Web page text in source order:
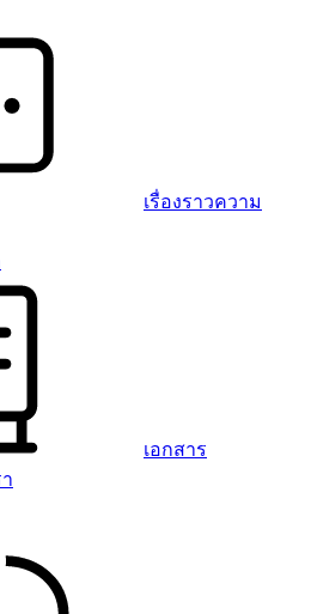
เรื่องราวความ
เอกสาร